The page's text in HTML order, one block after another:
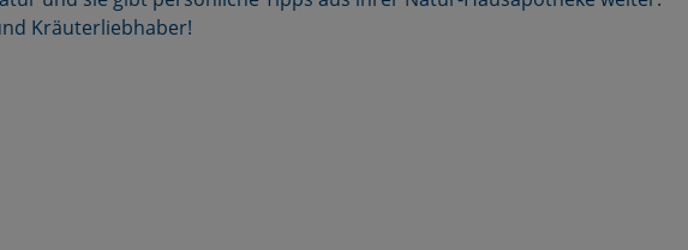
Kräuterliebhaber!